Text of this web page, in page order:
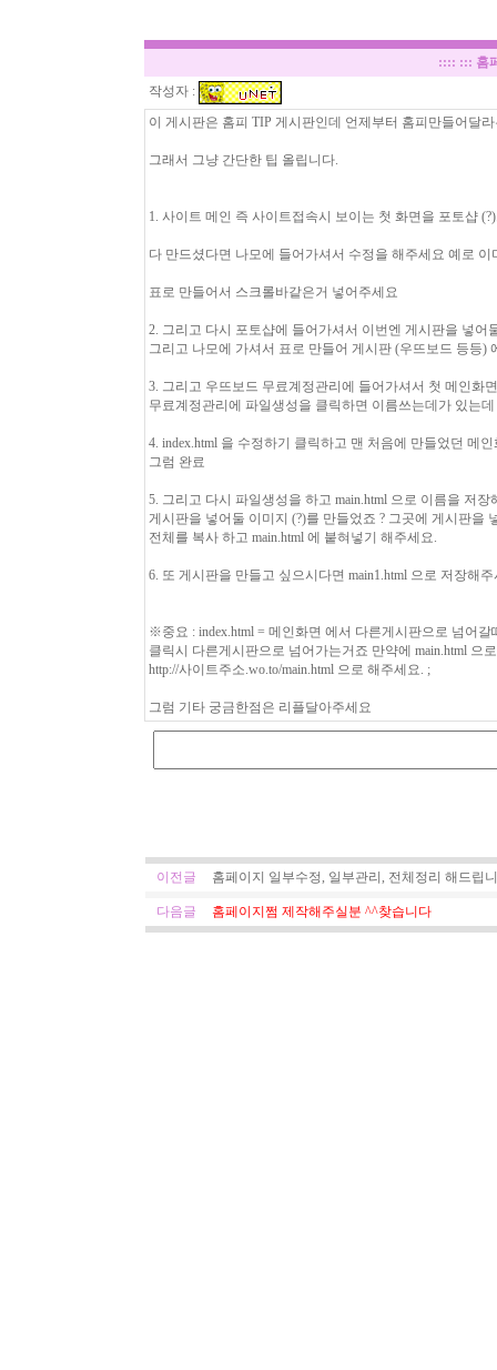
:::: ::: 홈
작성자 :
이 게시판은 홈피 TIP 게시판인데 언제부터 홈피만들어달
그래서 그냥 간단한 팁 올립니다.
1. 사이트 메인 즉 사이트접속시 보이는 첫 화면을 포토샵
다 만드셨다면 나모에 들어가셔서 수정을 해주세요 예로
표로 만들어서 스크롤바같은거 넣어주세요
2. 그리고 다시 포토샵에 들어가셔서 이번엔 게시판을 넣어
그리고 나모에 가셔서 표로 만들어 게시판 (우뜨보드 등등)
3. 그리고 우뜨보드 무료계정관리에 들어가셔서 첫 메인화
무료계정관리에 파일생성을 클릭하면 이름쓰는데가 있는
4. index.html 을 수정하기 클릭하고 맨 처음에 만들었던 메
그럼 완료
5. 그리고 다시 파일생성을 하고 main.html 으로 이름을 저
게시판을 넣어둘 이미지 (?)를 만들었죠 ? 그곳에 게시판을
전체를 복사 하고 main.html 에 붙혀넣기 해주세요.
6. 또 게시판을 만들고 싶으시다면 main1.html 으로 저장해
※중요 : index.html = 메인화면 에서 다른게시판으로 넘어
클릭시 다른게시판으로 넘어가는거죠 만약에 main.html
http://사이트주소.wo.to/main.html 으로 해주세요. ;
그럼 기타 궁금한점은 리플달아주세요
이전글 홈페이지 일부수정, 일부관리, 전체정리 해드립
다음글 홈페이지쩜 제작해주실분 ^^찾습니다